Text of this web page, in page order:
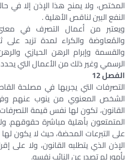
المختص، ولا يمنح هذا الإذن إلا في
النفع البين لناقص الأهلية .
ويعتبر من أعمال التصرف في
والمُعاوضة والكراء لمدة تزيد
والقسمة وإبرام الرهن الحيازي
الرسمي وغير ذلك من الأعمال التي
الفصل 12
التصرفات التي يجريها في مصلحة
الشخص المعنوي من ينوب عنهم
القانون، تكون لها نفس قيمة
المتمتعون بأهلية مباشرة حقوقهم.
على التبرعات المحضة، حيث لا يكون
الإذن الذي يتطلبه القانون، ولا على
بأمور لم تصدر عن النائب نفسه.